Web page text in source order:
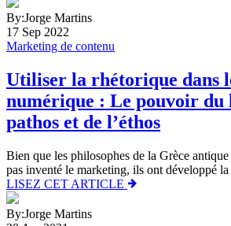
By:Jorge Martins
17 Sep 2022
Marketing de contenu
Utiliser la rhétorique dans
numérique : Le pouvoir du
pathos et de l’éthos
Bien que les philosophes de la Grèce antique
pas inventé le marketing, ils ont développé
LISEZ CET ARTICLE
By:Jorge Martins